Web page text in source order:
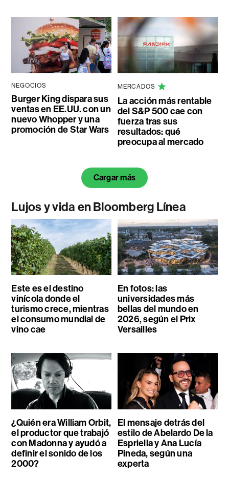
NEGOCIOS
Burger King dispara sus
ventas en EE.UU. con un
nuevo Whopper y una
promoción de Star Wars
MERCADOS
La acción más rentable
del S&P 500 cae con
fuerza tras sus
resultados: qué
preocupa al mercado
Cargar más
Lujos y vida en Bloomberg Línea
Este es el destino
vinícola donde el
turismo crece, mientras
el consumo mundial de
vino cae
En fotos: las
universidades más
bellas del mundo en
2026, según el Prix
Versailles
¿Quién era William Orbit,
el productor que trabajó
con Madonna y ayudó a
definir el sonido de los
2000?
El mensaje detrás del
estilo de Abelardo De la
Espriella y Ana Lucía
Pineda, según una
experta